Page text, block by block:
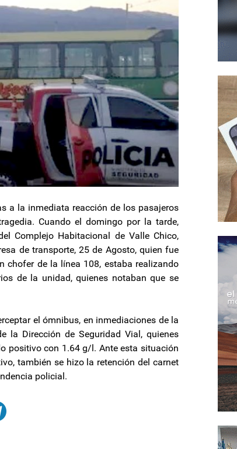
a la inmediata reacción de los pasajeros
Cuando el domingo por la tarde,
Complejo Habitacional de Valle Chico,
de transporte, 25 de Agosto, quien fue
chofer de la línea 108, estaba realizando
de la unidad, quienes notaban que se
el ómnibus, en inmediaciones de la
la Dirección de Seguridad Vial, quienes
positivo con 1.64 g/l. Ante esta situación
también se hizo la retención del carnet
policial.